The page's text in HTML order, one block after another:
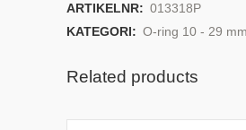
ARTIKELNR: 013318P
KATEGORI: O-ring 10 - 29 mm
Related products